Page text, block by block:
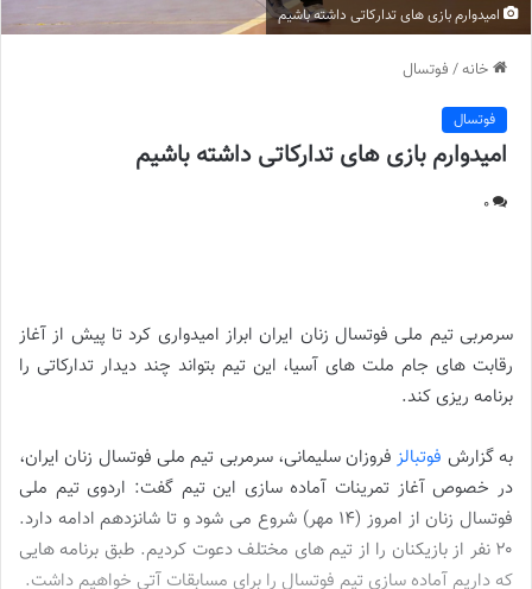
امیدوارم بازی های تدارکاتی داشته باشيم
خانه/ فوتسال
فوتسال
امیدوارم بازی های تدارکاتی داشته باشيم
0
سرمربی تیم ملی فوتسال زنان ایران ابراز امیدواری کرد تا پیش از آغاز
رقابت های جام ملت های آسیا، این تیم بتواند چند دیدار تدارکاتی را
برنامه ریزی کند.
به گزارش فوتبالزفروزان سلیمانی، سرمربی تیم ملی فوتسال زنان ایران،
در خصوص آغاز تمرینات آماده سازی این تیم گفت: اردوی تیم ملی
فوتسال زنان از امروز (۱۴ مهر) شروع می شود و تا شانزدهم ادامه دارد.
۲۰ نفر از بازیکنان را از تیم های مختلف دعوت کردیم. طبق برنامه هایی
که داریم آماده سازی تیم فوتسال را برای مسابقات آتی خواهیم داشت.